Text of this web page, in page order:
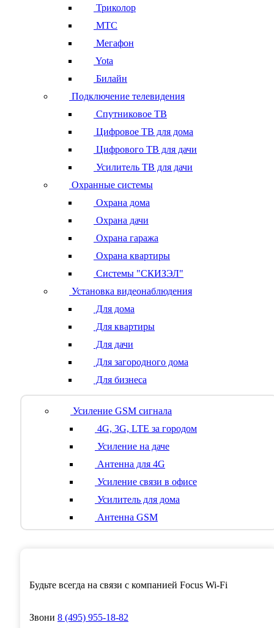
Триколор
МТС
Мегафон
Yota
Билайн
Подключение телевидения
Спутниковое ТВ
Цифровое ТВ для дома
Цифрового ТВ для дачи
Усилитель ТВ для дачи
Охранные системы
Охрана дома
Охрана дачи
Охрана гаража
Охрана квартиры
Системы "СКИЗЭЛ"
Установка видеонаблюдения
Для дома
Для квартиры
Для дачи
Для загородного дома
Для бизнеса
Усиление GSM сигнала
4G, 3G, LTE за городом
Усиление на даче
Антенна для 4G
Усиление связи в офисе
Усилитель для дома
Антенна GSM
Будьте всегда на связи с компанией Focus Wi-Fi
Звони 8 (495) 955-18-82